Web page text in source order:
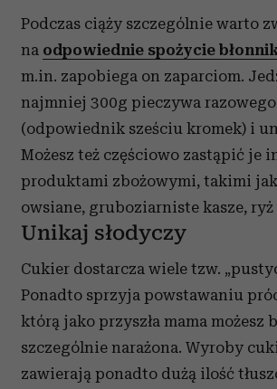
Podczas ciąży szczególnie warto
na odpowiednie spożycie
m.in. zapobiega on zaparciom.
najmniej 300g pieczywa
(odpowiednik sześciu kromek) i
Możesz też częściowo zastąpić je
produktami zbożowymi, takimi
owsiane, gruboziarniste kasze, ryż
Unikaj słodyczy
Cukier dostarcza wiele tzw.
Ponadto sprzyja powstawaniu
którą jako przyszła mama możesz
szczególnie narażona. Wyroby
zawierają ponadto dużą ilość